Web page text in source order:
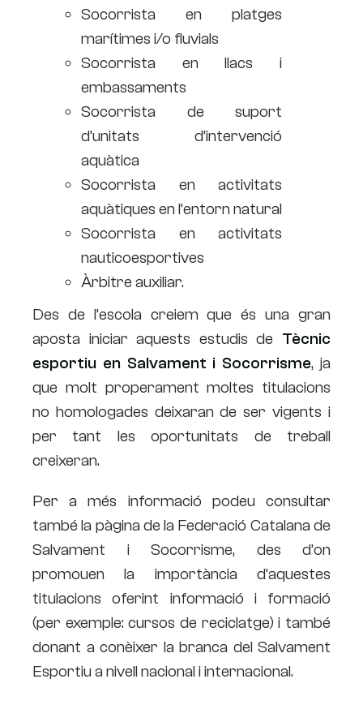
Socorrista en platges
marítimes i/o fluvials
Socorrista en llacs i
embassaments
Socorrista de suport
d’unitats d’intervenció
aquàtica
Socorrista en activitats
aquàtiques en l’entorn natural
Socorrista en activitats
nauticoesportives
Àrbitre auxiliar.
Des de l’escola creiem que és una gran
aposta iniciar aquests estudis de Tècnic
esportiu en Salvament i Socorrisme, ja
que molt properament moltes titulacions
no homologades deixaran de ser vigents i
per tant les oportunitats de treball
creixeran.
Per a més informació podeu consultar
també la pàgina de la Federació Catalana de
Salvament i Socorrisme, des d’on
promouen la importància d’aquestes
titulacions oferint informació i formació
(per exemple: cursos de reciclatge) i també
donant a conèixer la branca del Salvament
Esportiu a nivell nacional i internacional.